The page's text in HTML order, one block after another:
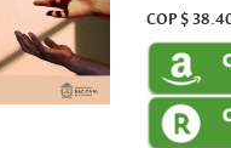
COP $